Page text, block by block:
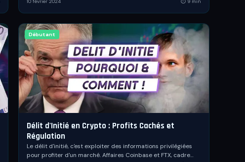
Débutant
Délit d'Initié en Crypto : Profits Cachés et
Régulation
Le délit d'initié, c'est exploiter des informations privilégiées
pour profiter d'un marché. Affaires Coinbase et FTX, cadre